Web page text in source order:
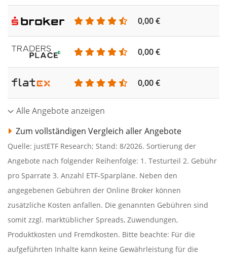
0,00 €
0,00 €
0,00 €
Alle Angebote anzeigen
Zum vollständigen Vergleich aller Angebote
Quelle: justETF Research; Stand: 8/2026. Sortierung der
Angebote nach folgender Reihenfolge: 1. Testurteil 2. Gebühr
pro Sparrate 3. Anzahl ETF-Sparpläne. Neben den
angegebenen Gebühren der Online Broker können
zusätzliche Kosten anfallen. Die genannten Gebühren sind
somit zzgl. marktüblicher Spreads, Zuwendungen,
Produktkosten und Fremdkosten. Bitte beachte: Für die
aufgeführten Inhalte kann keine Gewährleistung für die